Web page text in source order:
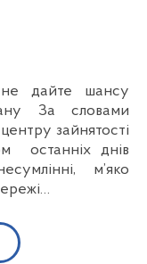
За словами
зайнятості
останніх днів
м’яко